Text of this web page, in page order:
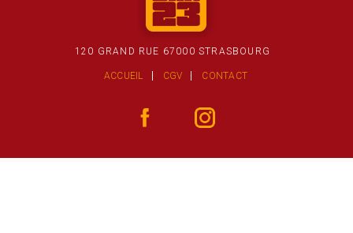
120 GRAND RUE 67000 STRASBOURG
ACCUEIL CGV CONTACT